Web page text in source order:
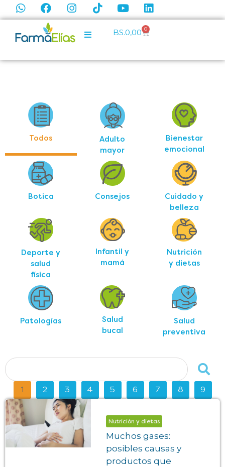
BS.0,00 0
Todos
Adulto
mayor
Bienestar
emocional
Botica Consejos
Cuidado y
belleza
Deporte y
salud
física
Infantil y
mamá
Nutrición
y dietas
Patologías
Salud
bucal
Salud
preventiva
1 2 3 4 5 6 7 8 9
Nutrición y dietas
Muchos gases:
posibles causas y
productos que